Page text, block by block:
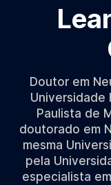
Doutor em
Universidade
Paulista de
doutorado em
mesma
pela
especialista